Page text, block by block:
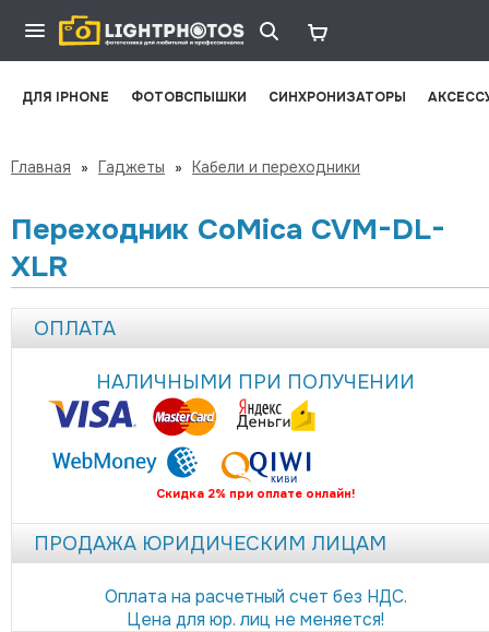
ДЛЯ IPHONE ФОТОВСПЫШКИ СИНХРОНИЗАТОРЫ
Главная » Гаджеты » Кабели и переходники
Переходник CoMica CVM-DL-
XLR
ОПЛАТА
НАЛИЧНЫМИ ПРИ ПОЛУЧЕНИИ
Скидка 2% при оплате онлайн!
ПРОДАЖА ЮРИДИЧЕСКИМ ЛИЦАМ
Оплата на расчетный счет без НДС.
Цена для юр. лиц не меняется!